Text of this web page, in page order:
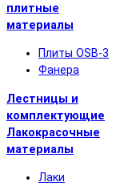
плитные
материалы
Плиты OSB-3
Фанера
Лестницы и
комплектующие
Лакокрасочные
материалы
Лаки